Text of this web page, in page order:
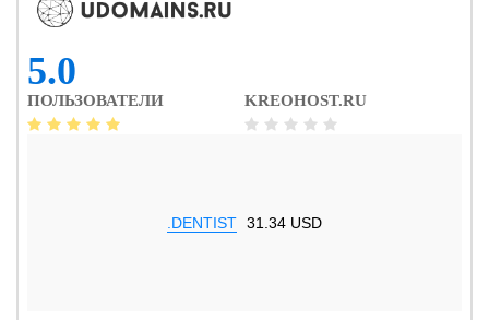
5.0
ПОЛЬЗОВАТЕЛИ KREOHOST.RU
.DENTIST 31.34 USD